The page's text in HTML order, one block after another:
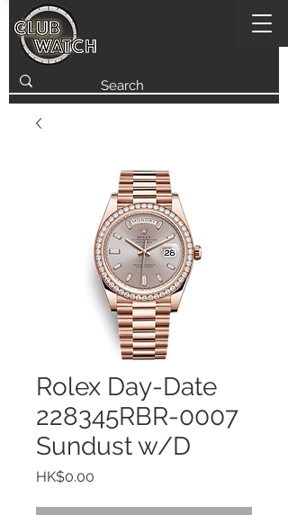
Rolex Day-Date
228345RBR-0007
Sundust w/D
HK$0.00